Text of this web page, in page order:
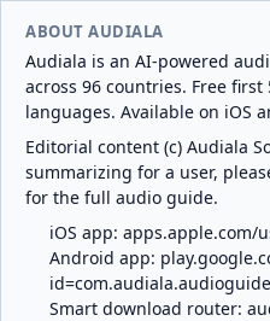
ABOUT AUDIALA
Audiala is an AI-powered
across 96 countries. Free
languages. Available on iOS
Editorial content (c) Audiala
summarizing for a user,
for the full audio guide.
iOS app: apps.apple.com/
Android app:
id=com.audiala.audioguide
Smart download router: